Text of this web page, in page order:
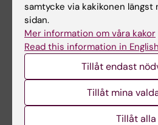
Distinct HLA associations
defined subgroups in
myopathies
Uppdaterad av:
2023-10-05
samtycke via kakikonen längst
sidan.
Mer information om våra kakor
Read this information in English
Tillåt endast
Tillåt mina
Tillåt alla